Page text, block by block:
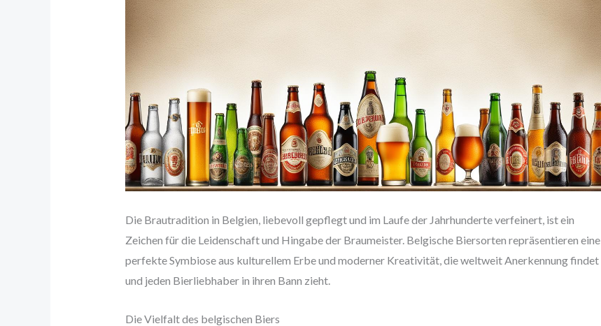
Die Brautradition in Belgien, liebevoll gepflegt und im Laufe der Jahrhunderte verfeinert, ist ein
Zeichen für die Leidenschaft und Hingabe der Braumeister. Belgische Biersorten repräsentieren eine
perfekte Symbiose aus kulturellem Erbe und moderner Kreativität, die weltweit Anerkennung findet
und jeden Bierliebhaber in ihren Bann zieht.
Die Vielfalt des belgischen Biers